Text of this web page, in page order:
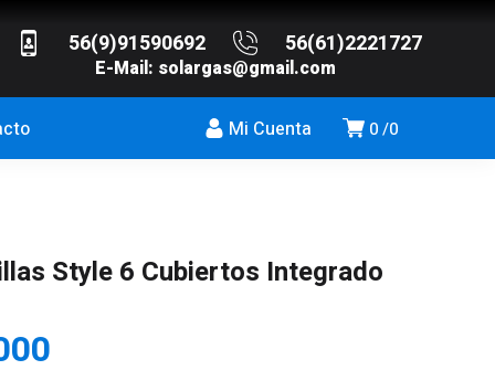
56(9)91590692 56(61)2221727
E-Mail: solargas@gmail.com
0 0
Mi Cuenta
Style 6 Cubiertos Integrado